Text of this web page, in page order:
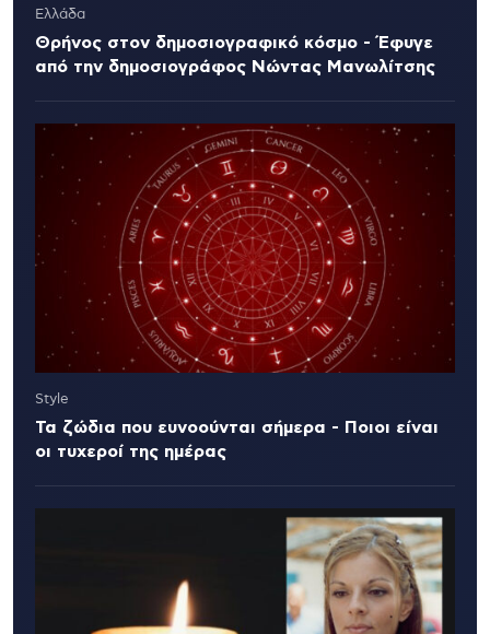
Ελλάδα
Θρήνος στον δημοσιογραφικό κόσμο - Έφυγε
από την δημοσιογράφος Νώντας Μανωλίτσης
Style
Τα ζώδια που ευνοούνται σήμερα - Ποιοι είναι
οι τυχεροί της ημέρας